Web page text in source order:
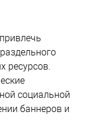
ресурсов.
социальной
баннеров и